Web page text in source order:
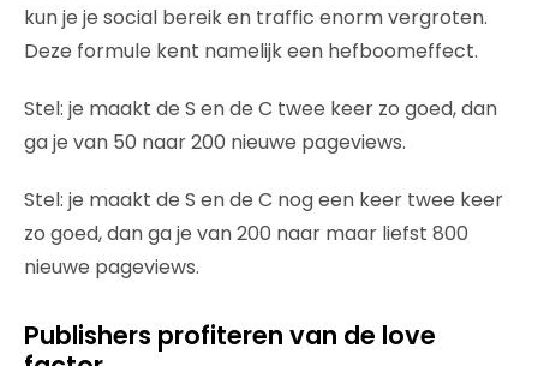
kun je je social bereik en traffic enorm vergroten.
Deze formule kent namelijk een hefboomeffect.
Stel: je maakt de S en de C twee keer zo goed, dan
ga je van 50 naar 200 nieuwe pageviews.
Stel: je maakt de S en de C nog een keer twee keer
zo goed, dan ga je van 200 naar maar liefst 800
nieuwe pageviews.
Publishers profiteren van de love